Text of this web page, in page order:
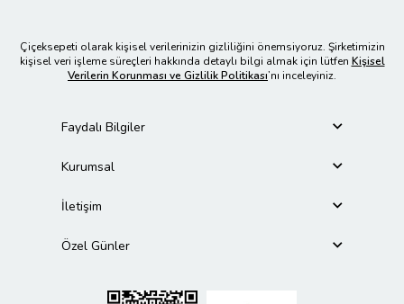
Çiçeksepeti olarak kişisel verilerinizin gizliliğini önemsiyoruz. Şirketimizin
kişisel veri işleme süreçleri hakkında detaylı bilgi almak için lütfen Kişisel
Verilerin Korunması ve Gizlilik Politikası’nı inceleyiniz.
Faydalı Bilgiler
Kurumsal
İletişim
Özel Günler